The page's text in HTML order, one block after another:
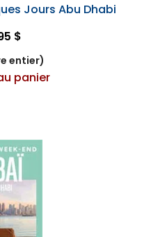
Jours Abu Dhabi
$
entier)
panier